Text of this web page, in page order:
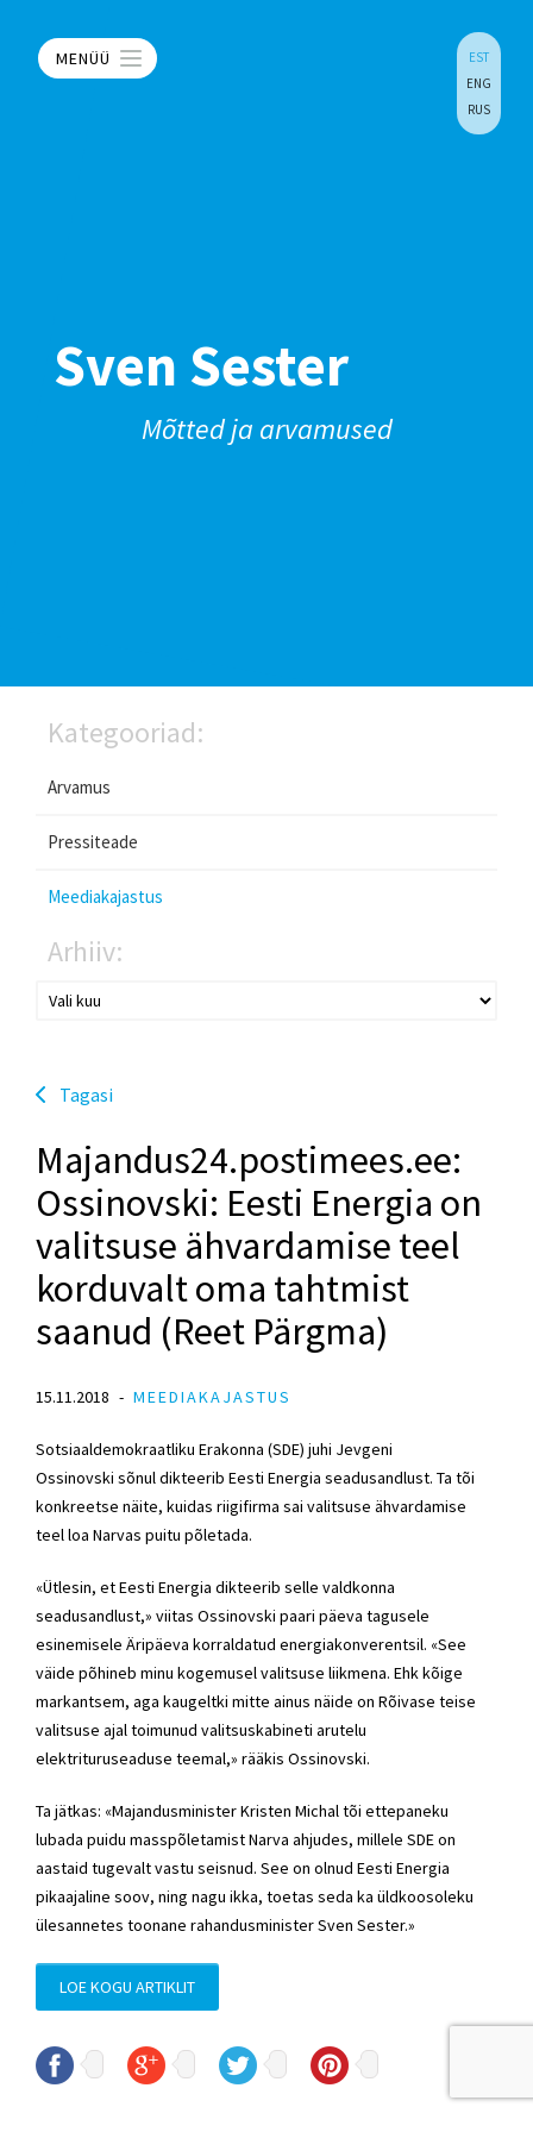
MENÜÜ
EST
ENG
RUS
Sven Sester
Mõtted ja arvamused
Kategooriad:
Arvamus
Pressiteade
Meediakajastus
Arhiiv:
Tagasi
Majandus24.postimees.ee:
Ossinovski: Eesti Energia on
valitsuse ähvardamise teel
korduvalt oma tahtmist
saanud (Reet Pärgma)
15.11.2018 MEEDIAKAJASTUS
Sotsiaaldemokraatliku Erakonna (SDE) juhi Jevgeni
Ossinovski sõnul dikteerib Eesti Energia seadusandlust. Ta tõi
konkreetse näite, kuidas riigifirma sai valitsuse ähvardamise
teel loa Narvas puitu põletada.
«Ütlesin, et Eesti Energia dikteerib selle valdkonna
seadusandlust,» viitas Ossinovski paari päeva tagusele
esinemisele Äripäeva korraldatud energiakonverentsil. «See
väide põhineb minu kogemusel valitsuse liikmena. Ehk kõige
markantsem, aga kaugeltki mitte ainus näide on Rõivase teise
valitsuse ajal toimunud valitsuskabineti arutelu
elektrituruseaduse teemal,» rääkis Ossinovski.
Ta jätkas: «Majandusminister Kristen Michal tõi ettepaneku
lubada puidu masspõletamist Narva ahjudes, millele SDE on
aastaid tugevalt vastu seisnud. See on olnud Eesti Energia
pikaajaline soov, ning nagu ikka, toetas seda ka üldkoosoleku
ülesannetes toonane rahandusminister Sven Sester.»
LOE KOGU ARTIKLIT